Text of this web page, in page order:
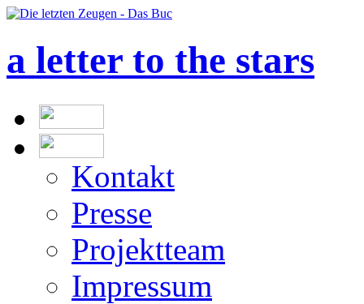
a letter to the stars
Kontakt
Presse
Projektteam
Impressum